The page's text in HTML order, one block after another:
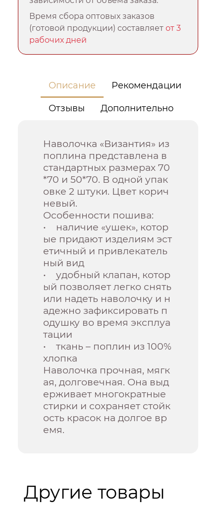
Время сбора оптовых заказов
(готовой продукции) составляетот 3
рабочих дней
Описание Рекомендации
Отзывы Дополнительно
Наволочка «Византия» из
поплина представлена в
стандартных размерах 70
*70 и 50*70. В одной упак
овке 2 штуки. Цвет корич
невый.
Особенности пошива:
• наличие «ушек», котор
ые придают изделиям эст
етичный и привлекатель
ный вид
• удобный клапан, котор
ый позволяет легко снять
или надеть наволочку и н
адежно зафиксировать п
одушку во время эксплуа
тации
• ткань – поплин из 100%
хлопка
Наволочка прочная, мягк
ая, долговечная. Она выд
ерживает многократные
стирки и сохраняет стойк
ость красок на долгое вр
емя.
Другие товары